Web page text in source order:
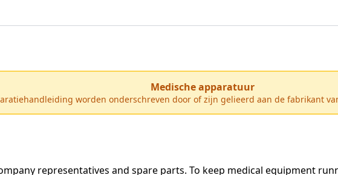
Medische apparatuur
worden onderschreven door of zijn gelieerd aan de fabrikant
representatives and spare parts. To keep medical equipment